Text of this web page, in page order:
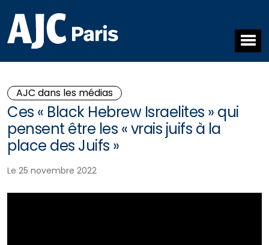
AJC dans les médias
Ces « Black Hebrew Israelites » qui
pensent être les « vrais juifs à la
place des Juifs »
Le 25 novembre 2022